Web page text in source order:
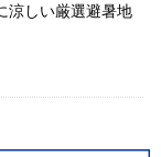
涼しい厳選避暑地